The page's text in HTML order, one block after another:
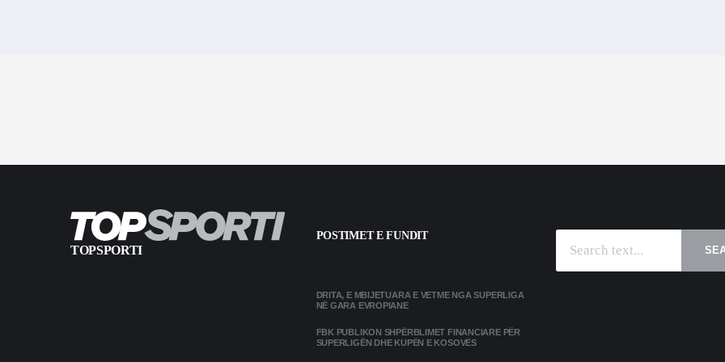
TOPSPORTI
POSTIMET E FUNDIT
DRITA, E MBIJETUARA E VETME NGA SUPERLIGA
NË GARA EVROPIANE
FBK PUBLIKON SHPËRBLIMET FINANCIARE PËR
SUPERLIGËN DHE KUPËN E KOSOVËS